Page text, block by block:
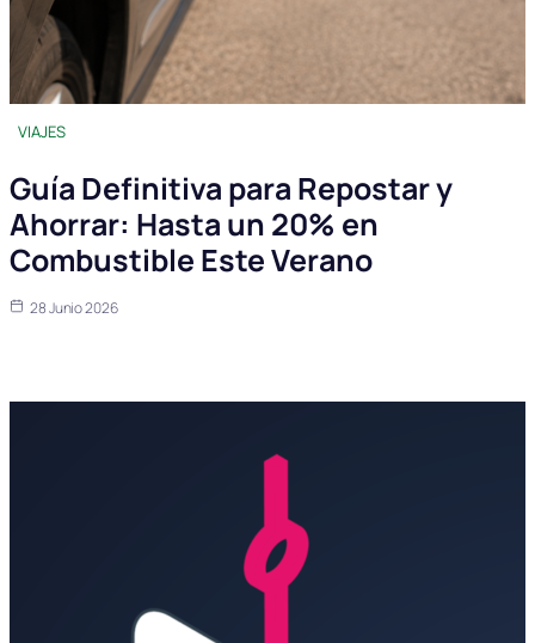
VIAJES
Guía Definitiva para Repostar y
Ahorrar: Hasta un 20% en
Combustible Este Verano
28 Junio 2026